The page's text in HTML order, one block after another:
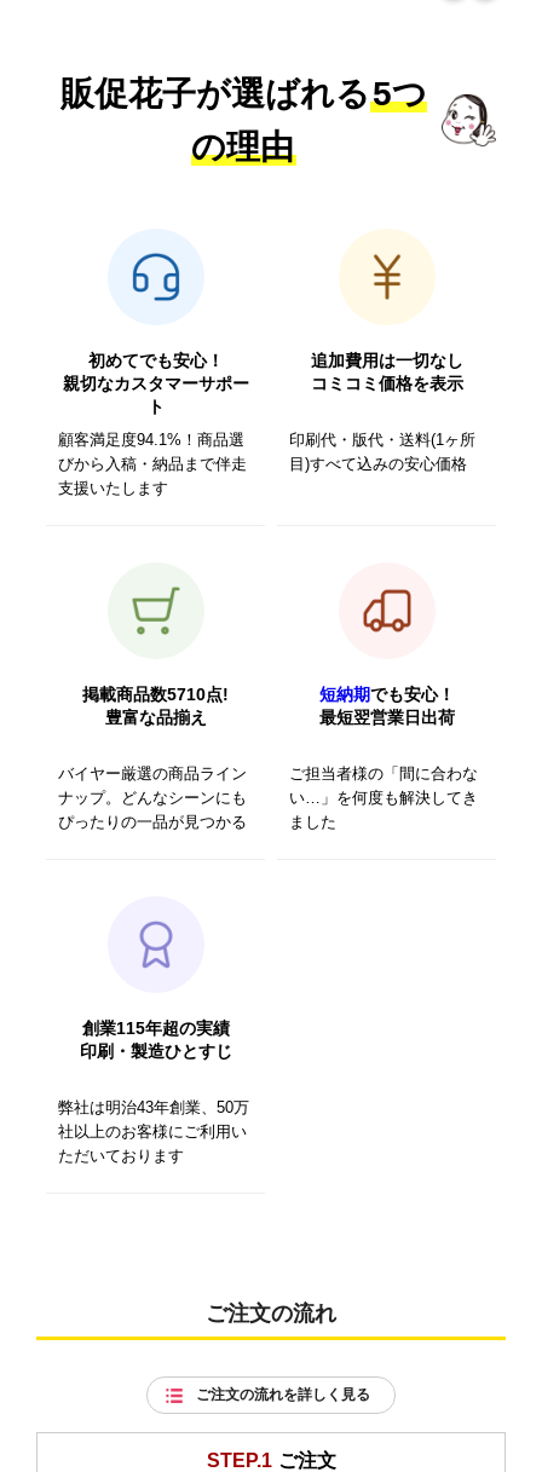
販促花子が選ばれる5つ
の理由
初めてでも安心！
親切なカスタマーサポー
ト
顧客満足度94.1%！商品選
びから入稿・納品まで伴走
支援いたします
追加費用は一切なし
コミコミ価格を表示
印刷代・版代・送料(1ヶ所
目)すべて込みの安心価格
掲載商品数5710点!
豊富な品揃え
バイヤー厳選の商品ライン
ナップ。どんなシーンにも
ぴったりの一品が見つかる
短納期でも安心！
最短翌営業日出荷
ご担当者様の「間に合わな
い…」を何度も解決してき
ました
創業115年超の実績
印刷・製造ひとすじ
弊社は明治43年創業、50万
社以上のお客様にご利用い
ただいております
ご注文の流れ
ご注文の流れを詳しく見る
STEP.1 ご注文